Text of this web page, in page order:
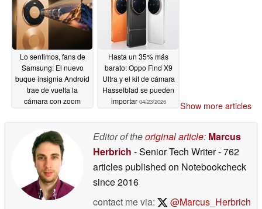
Lo sentimos, fans de
Samsung: El nuevo
buque insignia Android
trae de vuelta la
cámara con zoom
Oppo Find X9 Ultra
05/06/2026
Hasta un 35% más
barato: Oppo Find X9
Ultra y el kit de cámara
Hasselblad se pueden
importar 04/23/2026 Show more articles
Editor of theoriginal article: Marcus
Herbrich - Senior Tech Writer- 762
articles published on Notebookcheck
since 2016
contact me via:
@Marcus_Herbrich